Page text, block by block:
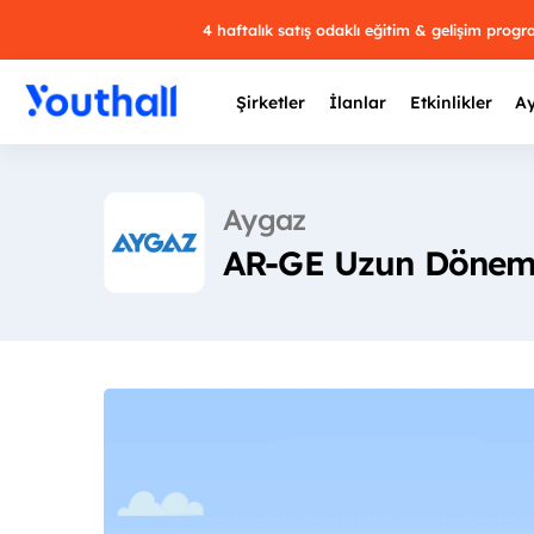
4 haftalık satış odaklı eğitim & gelişim
Şirketler İlanlar Etkinlikler
Aygaz
AR-GE Uzun